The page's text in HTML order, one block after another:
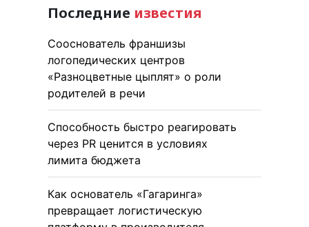
Последние известия
Сооснователь франшизы
логопедических центров
«Разноцветные цыплят» о роли
родителей в речи
Способность быстро реагировать
через PR ценится в условиях
лимита бюджета
Как основатель «Гагаринга»
превращает логистическую